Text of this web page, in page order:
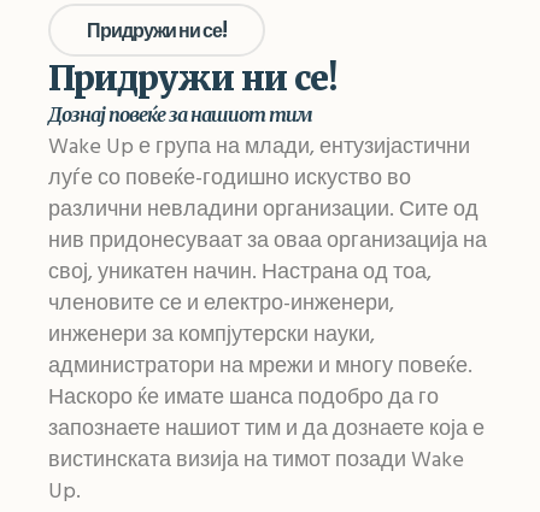
Придружи ни се!
Придружи ни се!
Дознај повеќе за нашиот тим
Wake Up е група на млади, ентузијастични
луѓе со повеќе-годишно искуство во
различни невладини организации. Сите од
нив придонесуваат за оваа организација на
свој, уникатен начин. Настрана од тоа,
членовите се и електро-инженери,
инженери за компјутерски науки,
администратори на мрежи и многу повеќе.
Наскоро ќе имате шанса подобро да го
запознаете нашиот тим и да дознаете која е
вистинската визија на тимот позади Wake
Up.